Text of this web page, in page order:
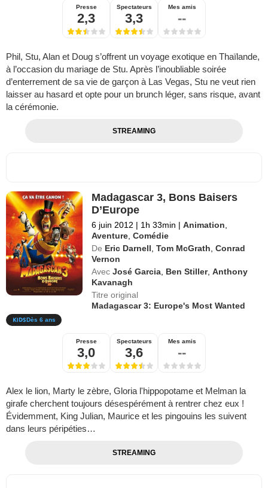
Presse
2,3
Spectateurs
3,3
Mes amis
--
Phil, Stu, Alan et Doug s’offrent un voyage exotique en Thaïlande,
à l’occasion du mariage de Stu. Après l’inoubliable soirée
d’enterrement de sa vie de garçon à Las Vegas, Stu ne veut rien
laisser au hasard et opte pour un brunch léger, sans risque, avant
la cérémonie.
STREAMING
Madagascar 3, Bons Baisers
D’Europe
6 juin 2012 | 1h 33min | Animation
Aventure ,Comédie
De Eric Darnell ,Tom McGrath ,Conrad
Vernon
Avec José Garcia Ben Stiller,Anthony
Kavanagh
Titre original
Madagascar 3: Europe's Most Wanted
Dès 6 ans
Presse
3,0
Spectateurs
3,6
Mes amis
--
Alex le lion, Marty le zèbre, Gloria l'hippopotame et Melman la
girafe cherchent toujours désespérément à rentrer chez eux !
Évidemment, King Julian, Maurice et les pingouins les suivent
dans leurs péripéties…
STREAMING